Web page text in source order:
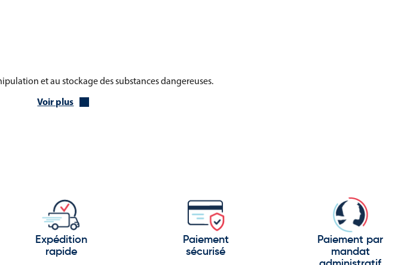
et au stockage des substances dangereuses.
Voir plus
Expédition
rapide
Paiement
sécurisé
Paiement par
mandat